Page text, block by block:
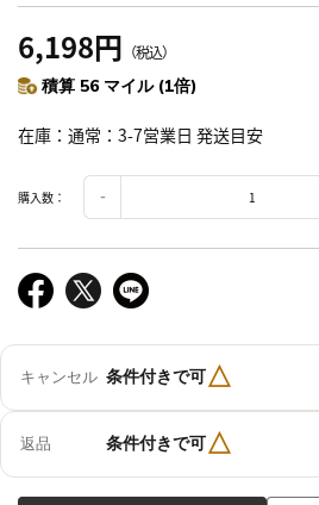
6,198円 （税込）
積算 56 マイル (1倍)
在庫 通常：3-7営業日 発送目安
購入数：
キャンセル 条件付きで可△
返品 条件付きで可△